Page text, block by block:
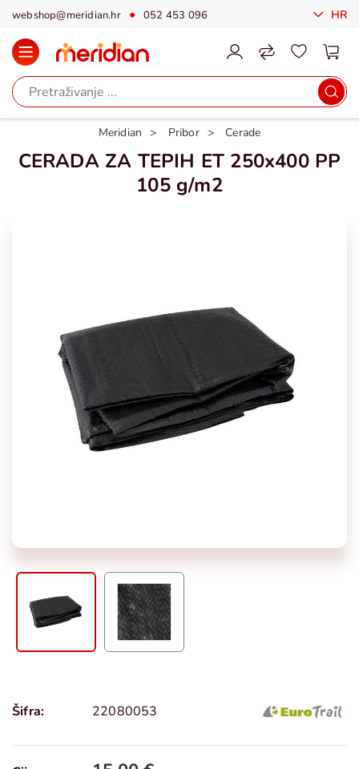
webshop@meridian.hr 052 453 096 HR
Meridian Pribor Cerade
CERADA ZA TEPIH ET 250x400 PP
105 g/m2
Šifra: 22080053